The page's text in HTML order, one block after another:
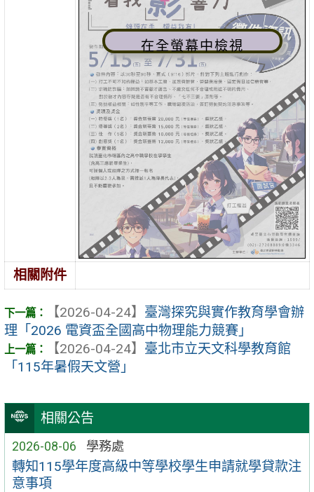
相關公告
2026-08-06 學務處
轉知115學年度高級中等學校學生申請就學貸款注
意事項
在全螢幕中檢視
相關附件
【2026-04-24】 臺灣探究與實作教育學會辦
理「2026 電資盃全國高中物理能力競賽」
【2026-04-24】 臺北市立天文科學教育館
「115年暑假天文營」